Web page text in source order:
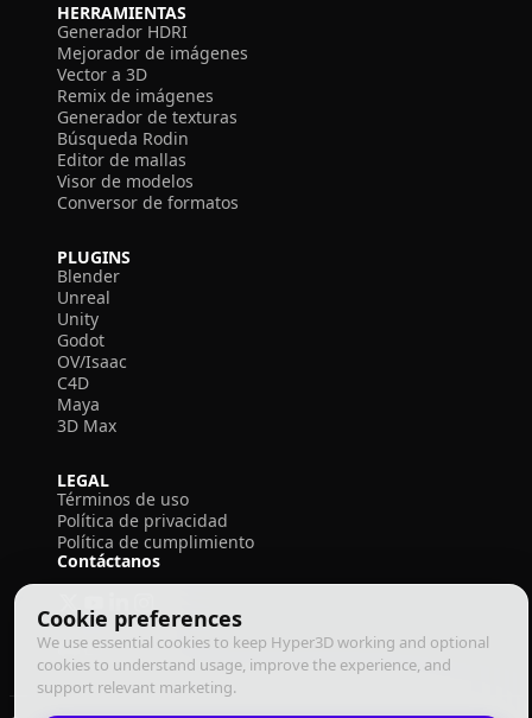
Cookie preferences
We use essential cookies to keep Hyper3D working and optional
cookies to understand usage, improve the experience, and
support relevant marketing.
HERRAMIENTAS
Generador HDRI
Mejorador de imágenes
Vector a 3D
Remix de imágenes
Generador de texturas
Búsqueda Rodin
Editor de mallas
Visor de modelos
Conversor de formatos
PLUGINS
Blender
Unreal
Unity
Godot
OV/Isaac
C4D
Maya
3D Max
LEGAL
Términos de uso
Política de privacidad
Política de cumplimiento
Contáctanos